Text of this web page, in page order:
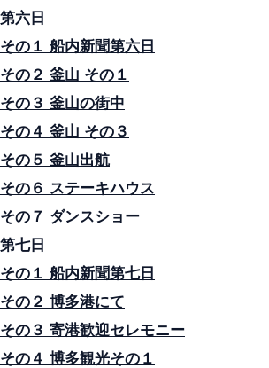
第六日
その１ 船内新聞第六日
その２ 釜山 その１
その３ 釜山の街中
その４ 釜山 その３
その５ 釜山出航
その６ ステーキハウス
その７ ダンスショー
第七日
その１ 船内新聞第七日
その２ 博多港にて
その３ 寄港歓迎セレモニー
その４ 博多観光その１